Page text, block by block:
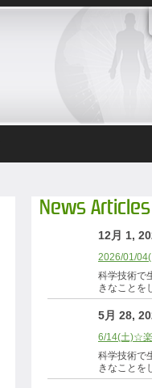
News Articles
12月 1,
2026/01/
科学技術で
きなことを
5月 28,
6/14(土)☆
科学技術で
きなことを